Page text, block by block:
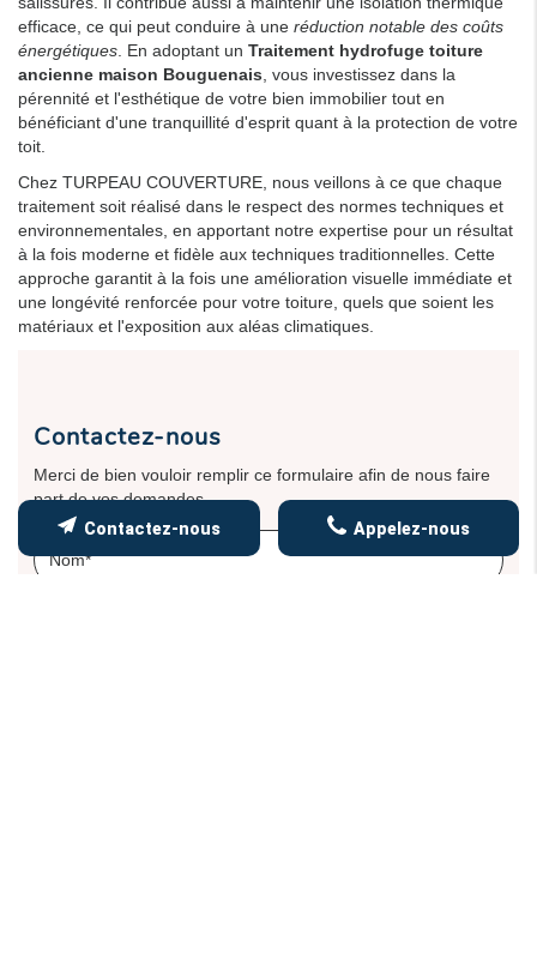
efficace, ce qui peut conduire à une réduction notable des coûts
énergétiques . En adoptant un Traitement hydrofuge toiture
ancienne maison Bouguenais , vous investissez dans la
pérennité et l'esthétique de votre bien immobilier tout en
bénéficiant d'une tranquillité d'esprit quant à la protection de votre
toit.
Chez TURPEAU COUVERTURE, nous veillons à ce que chaque
traitement soit réalisé dans le respect des normes techniques et
environnementales, en apportant notre expertise pour un résultat
à la fois moderne et fidèle aux techniques traditionnelles. Cette
approche garantit à la fois une amélioration visuelle immédiate et
une longévité renforcée pour votre toiture, quels que soient les
matériaux et l'exposition aux aléas climatiques.
Contactez-nous
Merci de bien vouloir remplir ce formulaire afin de nous faire
part de vos demandes.
Appelez-nous
Contactez-nous